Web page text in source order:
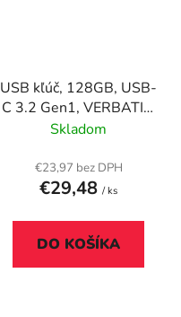
USB kľúč, 128GB, USB-
C 3.2 Gen1, VERBATIM
"Plectra", biely
Skladom
€23,97 bez DPH
€29,48 / ks
DO KOŠÍKA